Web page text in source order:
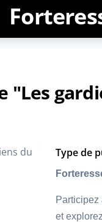
"Les
Type de
Participez
et